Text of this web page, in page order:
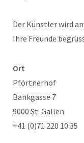
Der Künstler wird
Ihre Freunde
Ort
Pförtnerhof
Bankgasse 7
9000 St. Gallen
+41 (0)71 220 10 35